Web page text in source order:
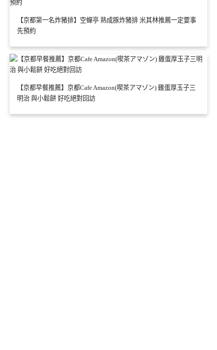
【京都第一名炸豬排】空蟬亭 熟成豚炸豬排 米其林推薦一定要事
先預約
【京都早餐推薦】京都Cafe Amazon(喫茶アマゾン) 雞蛋厚玉子三
明治 與小鬆餅 好吃絕對回訪